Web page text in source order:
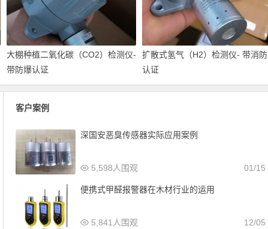
大棚种植二氧化碳（CO2）检测仪-
带防爆认证
扩散式氢气（H2）检测仪- 带消防
认证
客户案例
深国安恶臭传感器实际应用案例
01/15
5,598人围观
便携式甲醛报警器在木材行业的运用
12/05
5,841人围观